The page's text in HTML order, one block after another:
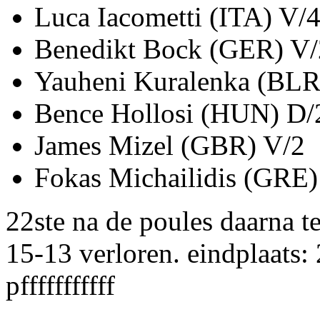
Luca Iacometti (ITA) V/4
Benedikt Bock (GER)
Yauheni Kuralenka
Bence Hollosi (HUN) D/
James Mizel (GBR) V/2
Fokas Michailidis
22ste na de poules
15-13 verloren. eindplaats:
pfffffffffff